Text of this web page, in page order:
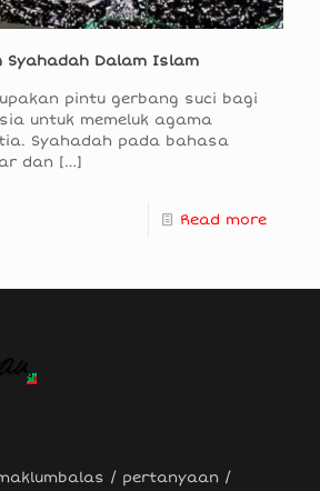
Syahadah Dalam Islam
pintu gerbang suci bagi
untuk memeluk agama
Syahadah pada bahasa
dan […]
Read more
/ pertanyaan /